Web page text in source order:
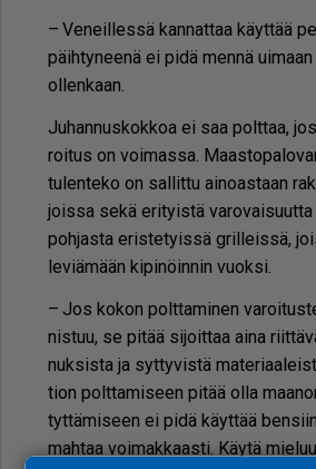
– Ve­neil­les­sä kan­nat­taa käyt­tää
päih­ty­nee­nä ei pidä men­nä
ol­len­kaan.
Ju­han­nus­kok­koa ei saa polt­taa,
roi­tus on voi­mas­sa.
tu­len­te­ko on sal­lit­tu ai­no­as­taan
jois­sa sekä eri­tyis­tä
poh­jas­ta eris­te­tyis­sä gril­leis­sä,
le­vi­ä­mään ki­pi­nöin­nin vuok­si.
– Jos ko­kon polt­ta­mi­nen
nis­tuu, se pi­tää si­joit­taa ai­na
nuk­sis­ta ja syt­ty­vis­tä
ti­on polt­ta­mi­seen pi­tää ol­la
tyt­tä­mi­seen ei pidä käyt­tää
mah­taa voi­mak­kaas­ti. Käy­tä